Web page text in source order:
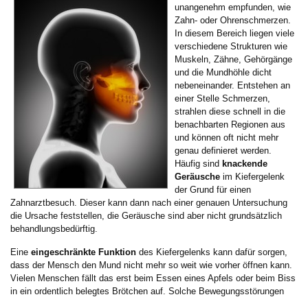
unangenehm empfunden, wie
Zahn- oder Ohrenschmerzen.
In diesem Bereich liegen viele
verschiedene Strukturen wie
Muskeln, Zähne, Gehörgänge
und die Mundhöhle dicht
nebeneinander. Entstehen an
einer Stelle Schmerzen,
strahlen diese schnell in die
benachbarten Regionen aus
und können oft nicht mehr
genau definieret werden.
Häufig sind knackende
Geräusche im Kiefergelenk
der Grund für einen
Zahnarztbesuch. Dieser kann dann nach einer genauen Untersuchung
die Ursache feststellen, die Geräusche sind aber nicht grundsätzlich
behandlungsbedürftig.
Eine eingeschränkte Funktion des Kiefergelenks kann dafür sorgen,
dass der Mensch den Mund nicht mehr so weit wie vorher öffnen kann.
Vielen Menschen fällt das erst beim Essen eines Apfels oder beim Biss
in ein ordentlich belegtes Brötchen auf. Solche Bewegungsstörungen